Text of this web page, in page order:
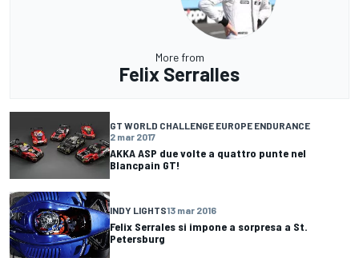
More from
Felix Serralles
GT WORLD CHALLENGE EUROPE ENDURANCE
2 mar 2017
AKKA ASP due volte a quattro punte nel
Blancpain GT!
INDY LIGHTS13 mar 2016
Felix Serrales si impone a sorpresa a St.
Petersburg